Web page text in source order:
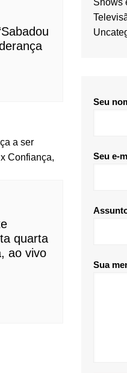
quarta
ao vivo
Shows
Seu
Seu e-
Sua